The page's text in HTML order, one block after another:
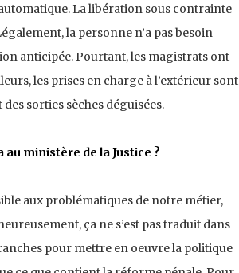
La libération sous contrainte
la personne n’a pas besoin
anticipée. Pourtant, les magistrats ont
les prises en charge à l’extérieur sont
sorties sèches déguisées.
ministère de la Justice ?
aux problématiques de notre métier,
ça ne s’est pas traduit dans
pour mettre en oeuvre la politique